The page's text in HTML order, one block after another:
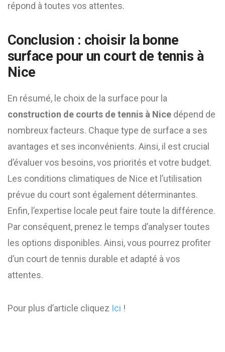
répond à toutes vos attentes.
Conclusion : choisir la bonne
surface pour un court de tennis à
Nice
En résumé, le choix de la surface pour la
construction de courts de tennis à Nice dépend de
nombreux facteurs. Chaque type de surface a ses
avantages et ses inconvénients. Ainsi, il est crucial
d’évaluer vos besoins, vos priorités et votre budget.
Les conditions climatiques de Nice et l’utilisation
prévue du court sont également déterminantes.
Enfin, l’expertise locale peut faire toute la différence.
Par conséquent, prenez le temps d’analyser toutes
les options disponibles. Ainsi, vous pourrez profiter
d’un court de tennis durable et adapté à vos
attentes.
Pour plus d’article cliquez Ici !